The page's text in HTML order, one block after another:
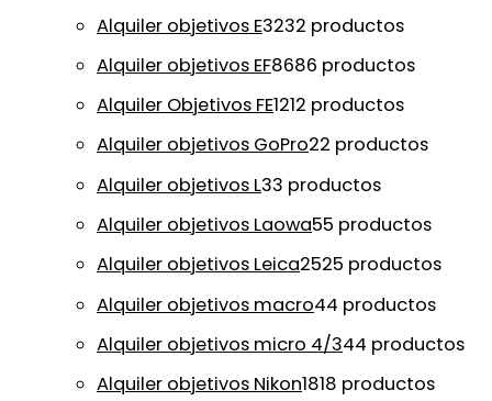
Alquiler objetivos E3232 productos
Alquiler objetivos EF8686 productos
Alquiler Objetivos FE1212 productos
Alquiler objetivos GoPro22 productos
Alquiler objetivos L33 productos
Alquiler objetivos Laowa55 productos
Alquiler objetivos Leica2525 productos
Alquiler objetivos macro44 productos
Alquiler objetivos micro 4/344 productos
Alquiler objetivos Nikon1818 productos